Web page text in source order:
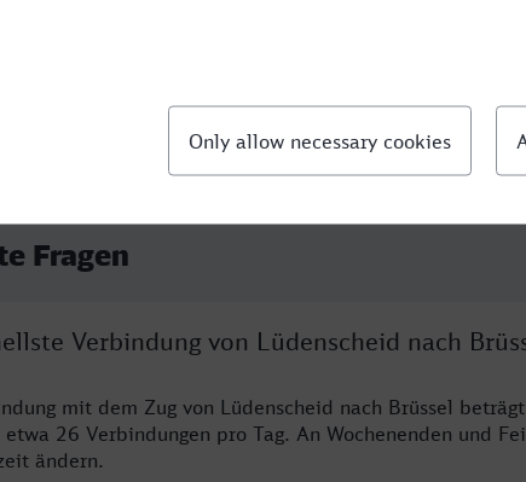
Fragen
Verbindung von Lüdenscheid nach
mit dem Zug von Lüdenscheid nach Brüssel
26 Verbindungen pro Tag. An Wochenenden und
ändern.